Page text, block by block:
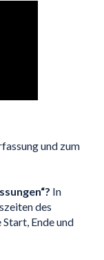
und zum
In
des
Ende und